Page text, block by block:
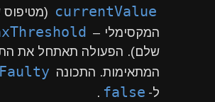
currentValue
המקסימלי –
שלם). הפעולה תאתחל את
המתאימות. התכונה
ל- false
.